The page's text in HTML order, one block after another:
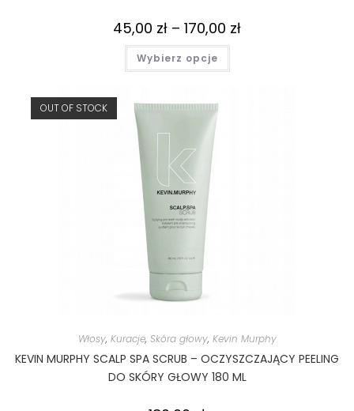
45,00 zł – 170,00 zł
Wybierz opcje
OUT OF STOCK
Włosy, Kuracje, Skóra głowy, Kevin Murphy
KEVIN MURPHY SCALP SPA SCRUB – OCZYSZCZAJĄCY PEELING
DO SKÓRY GŁOWY 180 ML